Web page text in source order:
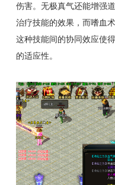
伤害。无极真气还能增强
治疗技能的效果，而嗜血
这种技能间的协同效应使
的适应性。